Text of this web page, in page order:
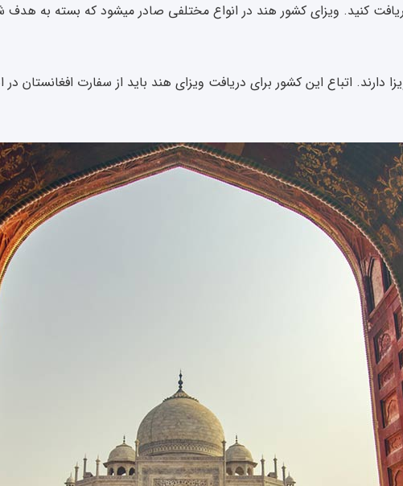
کنید. ویزای کشور هند در انواع مختلفی صادر میشود که بسته به هدف
دارند. اتباع این کشور برای دریافت ویزای هند باید از سفارت